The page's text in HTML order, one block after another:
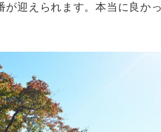
が迎えられます。本当に良か